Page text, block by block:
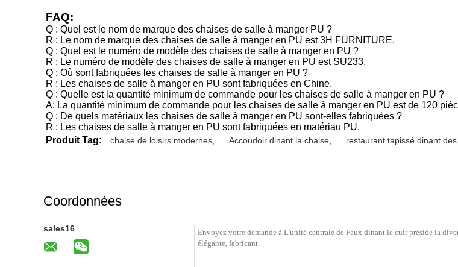
FAQ:
Q : Quel est le nom de marque des chaises de salle à manger PU ?
R : Le nom de marque des chaises de salle à manger en PU est 3H FURNITURE.
Q : Quel est le numéro de modèle des chaises de salle à manger en PU ?
R : Le numéro de modèle des chaises de salle à manger en PU est SU233.
Q : Où sont fabriquées les chaises de salle à manger en PU ?
R : Les chaises de salle à manger en PU sont fabriquées en Chine.
Q : Quelle est la quantité minimum de commande pour les chaises de salle à manger en PU ?
A: La quantité minimum de commande pour les chaises de salle à manger en PU est de 120
Q : De quels matériaux les chaises de salle à manger en PU sont-elles fabriquées ?
R : Les chaises de salle à manger en PU sont fabriquées en matériau PU.
Produit Tag:
chaise de loisirs modernes Accoudoir dinant la chaise restaurant tapissé dinant
Coordonnées
sales16